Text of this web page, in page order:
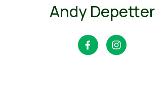
Andy Depetter